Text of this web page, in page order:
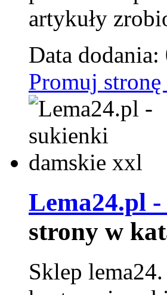
artykuły
Data
Promuj
Lema24.pl
strony w
Sklep